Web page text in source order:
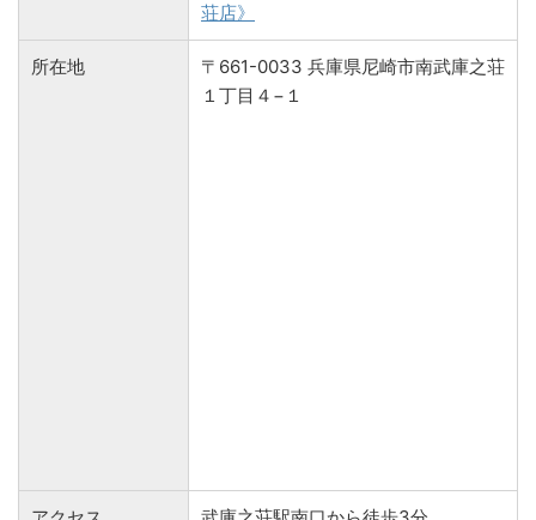
荘店》
所在地
〒661-0033 兵庫県尼崎市南武庫之荘
１丁目４−１